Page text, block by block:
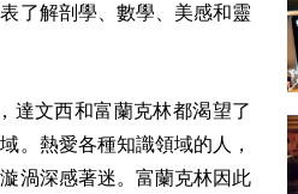
了解剖學、數學、美感和靈
達文西和富蘭克林都渴望了
。熱愛各種知識領域的人，
渦深感著迷。富蘭克林因此